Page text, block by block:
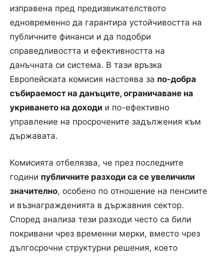
изправена пред предизвикателството
едновременно да гарантира устойчивостта на
публичните финанси и да подобри
справедливостта и ефективността на
данъчната си система. В тази връзка
Европейската комисия настоява за по-добра
събираемост на данъците, ограничаване на
укриването на доходи и по-ефективно
управление на просрочените задължения към
държавата.
Комисията отбелязва, че през последните
години публичните разходи са се увеличили
значително, особено по отношение на пенсиите
и възнагражденията в държавния сектор.
Според анализа тези разходи често са били
покривани чрез временни мерки, вместо чрез
дългосрочни структурни решения, което